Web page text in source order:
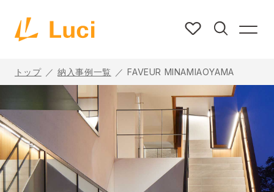
トップ 納入事例一覧 FAVEUR MINAMIAOYAMA